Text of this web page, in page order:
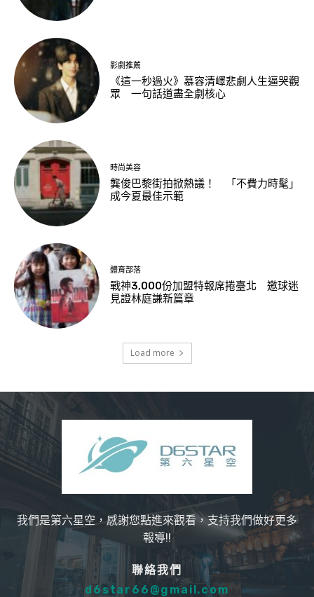
影劇推薦
《這一秒過火》慕容清嶧悲劇人生逼哭觀
眾 一句話道盡全劇核心
時尚美容
龔俊巴黎街拍掀熱議！ 「不費力時髦」
成今夏最佳示範
體育部落
戰神3,000份加盟特報席捲臺北 邀球迷
見證林庭謙新篇章
Load more
我們是第六星空，感謝您點進來觀看，支持我們做好更多
報導!!
聯絡我們
d6star66@gmail.com